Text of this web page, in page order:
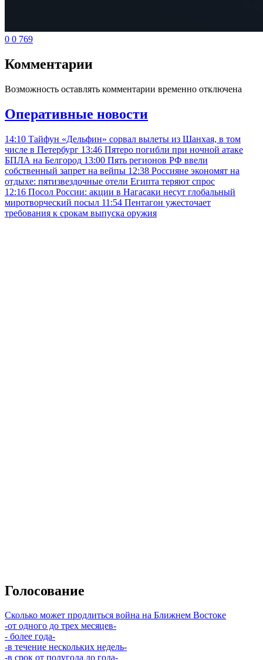
0 0 769
Комментарии
Возможность оставлять комментарии временно отключена
Оперативные новости
14:10 Тайфун «Дельфин» сорвал вылеты из Шанхая, в том
числе в Петербург 13:46 Пятеро погибли при ночной атаке
БПЛА на Белгород 13:00 Пять регионов РФ ввели
собственный запрет на вейпы 12:38 Россияне экономят на
отдыхе: пятизвездочные отели Египта теряют спрос
12:16 Посол России: акции в Нагасаки несут глобальный
миротворческий посыл 11:54 Пентагон ужесточает
требования к срокам выпуска оружия
Голосование
Сколько может продлиться война на Ближнем Востоке
-от одного до трех месяцев-
- более года-
-в течение нескольких недель-
-в срок от полугода до года-